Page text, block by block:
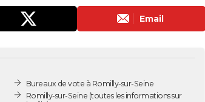
Email
Bureaux de vote à Romilly-sur-Seine
Romilly-sur-Seine (toutes les informations sur